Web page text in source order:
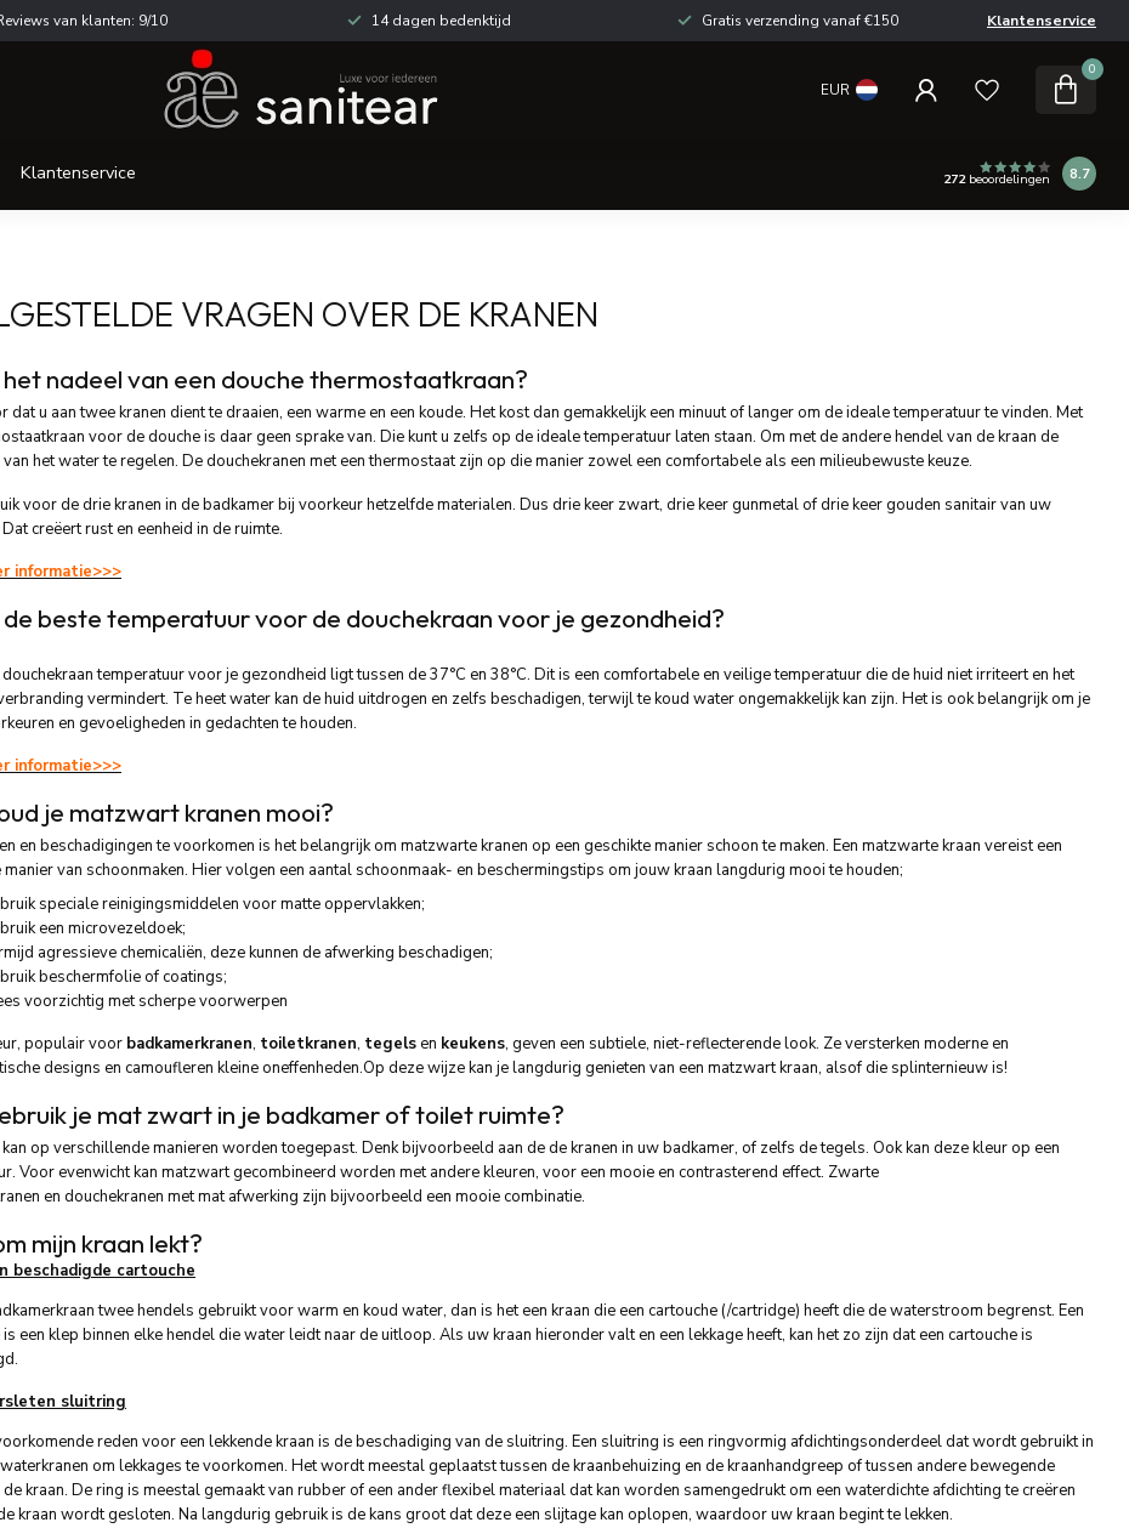
van klanten: 9/10 14 dagen bedenktijd Gratis verzending vanaf €150 Klantenservice
EUR
0
Klantenservice 272beoordelingen 8.7
VRAGEN OVER DE KRANEN
het nadeel van een douche thermostaatkraan?
dat u aan twee kranen dient te draaien, een warme en een koude. Het kost dan gemakkelijk een minuut of langer om de ideale temperatuur te vinden. Met
voor de douche is daar geen sprake van. Die kunt u zelfs op de ideale temperatuur laten staan. Om met de andere hendel van de kraan de
het water te regelen. De douchekranen met een thermostaat zijn op die manier zowel een comfortabele als een milieubewuste keuze.
voor de drie kranen in de badkamer bij voorkeur hetzelfde materialen. Dus drie keer zwart, drie keer gunmetal of drie keer gouden sanitair van uw
creëert rust en eenheid in de ruimte.
informatie>>>
de beste temperatuur voor de douchekraan voor je gezondheid?
temperatuur voor je gezondheid ligt tussen de 37°C en 38°C. Dit is een comfortabele en veilige temperatuur die de huid niet irriteert en het
vermindert. Te heet water kan de huid uitdrogen en zelfs beschadigen, terwijl te koud water ongemakkelijk kan zijn. Het is ook belangrijk om je
en gevoeligheden in gedachten te houden.
informatie>>>
je matzwart kranen mooi?
en beschadigingen te voorkomen is het belangrijk om matzwarte kranen op een geschikte manier schoon te maken. Een matzwarte kraan vereist een
manier van schoonmaken. Hier volgen een aantal schoonmaak- en beschermingstips om jouw kraan langdurig mooi te houden;
speciale reinigingsmiddelen voor matte oppervlakken;
een microvezeldoek;
agressieve chemicaliën, deze kunnen de afwerking beschadigen;
beschermfolie of coatings;
voorzichtig met scherpe voorwerpen
populair voor badkamerkranen, toiletkranen, tegelsen keukens, geven een subtiele, niet-reflecterende look. Ze versterken moderne en
designs en camoufleren kleine oneffenheden.Op deze wijze kan je langdurig genieten van een matzwart kraan, alsof die splinternieuw is!
je mat zwart in je badkamer of toilet ruimte?
op verschillende manieren worden toegepast. Denk bijvoorbeeld aan de de kranen in uw badkamer, of zelfs de tegels. Ook kan deze kleur op een
Voor evenwicht kan matzwart gecombineerd worden met andere kleuren, voor een mooie en contrasterend effect. Zwarte
en douchekranen met mat afwerking zijn bijvoorbeeld een mooie combinatie.
mijn kraan lekt?
beschadigde cartouche
twee hendels gebruikt voor warm en koud water, dan is het een kraan die een cartouche (/cartridge) heeft die de waterstroom begrenst. Een
een klep binnen elke hendel die water leidt naar de uitloop. Als uw kraan hieronder valt en een lekkage heeft, kan het zo zijn dat een cartouche is
sluitring
reden voor een lekkende kraan is de beschadiging van de sluitring. Een sluitring is een ringvormig afdichtingsonderdeel dat wordt gebruikt in
om lekkages te voorkomen. Het wordt meestal geplaatst tussen de kraanbehuizing en de kraanhandgreep of tussen andere bewegende
kraan. De ring is meestal gemaakt van rubber of een ander flexibel materiaal dat kan worden samengedrukt om een waterdichte afdichting te creëren
kraan wordt gesloten. Na langdurig gebruik is de kans groot dat deze een slijtage kan oplopen, waardoor uw kraan begint te lekken.